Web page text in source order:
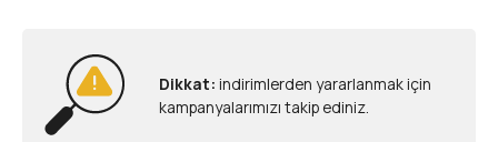
Dikkat: indirimlerden yararlanmak için
kampanyalarımızı takip ediniz.